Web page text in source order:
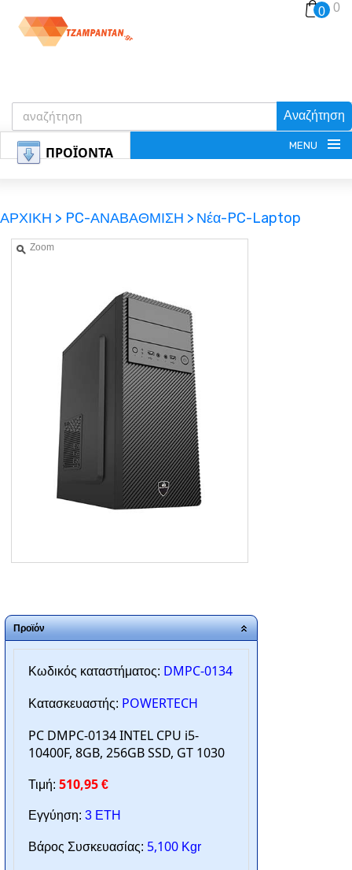
Αναζήτηση
0 0
ΠΡΟΪΟΝΤΑ MENU
ΚΑΛΑΘΙ-ΑΓΟΡΩΝ
ΠΟΙΟΙ ΕΙΜΑΣΤΕ
SERVICE
ΕΠΙΚΟΙΝΩΝΙΑ
ΑΡΧΙΚΗ > PC-ΑΝΑΒΑΘΜΙΣΗ > Νέα-PC-Laptop
Zoom
Προϊόν
Κωδικός καταστήματος: DMPC-0134
Κατασκευαστής: POWERTECH
PC DMPC-0134 INTEL CPU i5-
10400F, 8GB, 256GB SSD, GT 1030
Τιμή: 510,95 €
Εγγύηση: 3 ΕΤΗ
Βάρος Συσκευασίας: 5,100 Kgr